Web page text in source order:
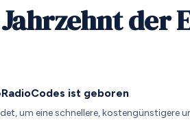
der
ist geboren
um eine schnellere, kostengünstigere